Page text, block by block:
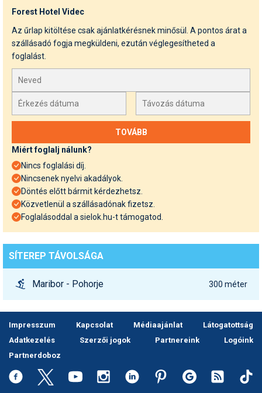
Forest Hotel Videc
Az űrlap kitöltése csak ajánlatkérésnek minősül. A pontos árat a
szállásadó fogja megküldeni, ezután véglegesítheted a
foglalást.
Miért foglalj nálunk?
Nincs foglalási díj.
Nincsenek nyelvi akadályok.
Döntés előtt bármit kérdezhetsz.
Közvetlenül a szállásadónak fizetsz.
Foglalásoddal a sielok.hu-t támogatod.
SÍTEREP TÁVOLSÁGA
Maribor - Pohorje 300 méter
Impresszum Kapcsolat Médiaajánlat
Látogatottság
Adatkezelés
Szerzői jogok Partnereink
Logóink
Partnerdoboz